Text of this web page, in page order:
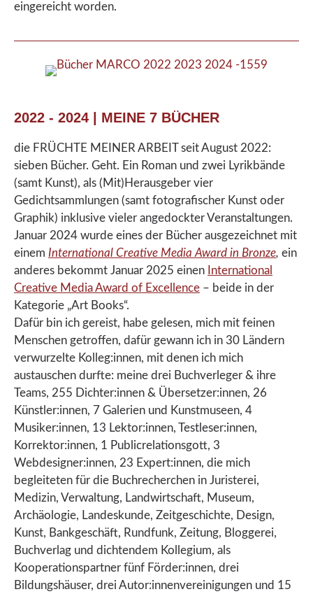
eingereicht worden.
2022 - 2024 | MEINE 7 BÜCHER
die FRÜCHTE MEINER ARBEIT seit August 2022:
sieben Bücher. Geht. Ein Roman und zwei Lyrikbände
(samt Kunst), als (Mit)Herausgeber vier
Gedichtsammlungen (samt fotografischer Kunst oder
Graphik) inklusive vieler angedockter Veranstaltungen.
Januar 2024 wurde eines der Bücher ausgezeichnet mit
einem International Creative Media Award in Bronze, ein
anderes bekommt Januar 2025 einen International
Creative Media Award of Excellence – beide in der
Kategorie „Art Books“.
Dafür bin ich gereist, habe gelesen, mich mit feinen
Menschen getroffen, dafür gewann ich in 30 Ländern
verwurzelte Kolleg:innen, mit denen ich mich
austauschen durfte: meine drei Buchverleger & ihre
Teams, 255 Dichter:innen & Übersetzer:innen, 26
Künstler:innen, 7 Galerien und Kunstmuseen, 4
Musiker:innen, 13 Lektor:innen, Testleser:innen,
Korrektor:innen, 1 Publicrelationsgott, 3
Webdesigner:innen, 23 Expert:innen, die mich
begleiteten für die Buchrecherchen in Juristerei,
Medizin, Verwaltung, Landwirtschaft, Museum,
Archäologie, Landeskunde, Zeitgeschichte, Design,
Kunst, Bankgeschäft, Rundfunk, Zeitung, Bloggerei,
Buchverlag und dichtendem Kollegium, als
Kooperationspartner fünf Förder:innen, drei
Bildungshäuser, drei Autor:innenvereinigungen und 15